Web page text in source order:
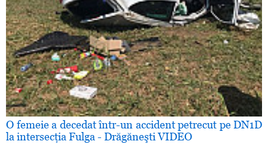
O femeie a decedat într-un accident petrecut pe DN1D
la intersecţia Fulga - Drăgăneşti VIDEO